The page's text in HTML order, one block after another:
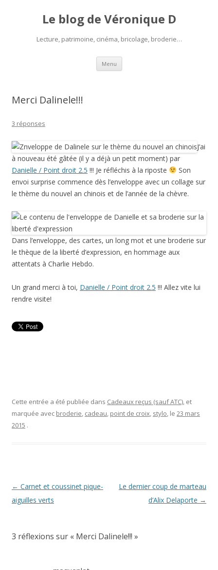
Le blog de Véronique D
Lecture, patrimoine, cinéma, bricolage, broderie…
Menu Aller
contenu
Merci Dalinele!!!
3 réponses
J’ai
à nouveau été gâtée (il y a déjà un petit moment) par
Danielle / Point droit 2.5 !!! Je réfléchis à la riposte
Son
envoi surprise commence dès l’enveloppe avec un collage sur
le thème du nouvel an chinois et de l’année de la chèvre.
Dans l’enveloppe, des cartes, un long mot et une broderie sur
le thèque de la liberté d’expression, en hommage aux
attentats à Charlie Hebdo.
Un grand merci à toi, Danielle / Point droit 2.5 !!! Allez vite lui
rendre visite!
Cette entrée a été publiée dans Cadeaux reçus (sauf ATC), et
marquée avec broderie, cadeau, point de croix, stylo, le 23 mars
2015 .
Navigation
des
← Carnet et coussinet pique-
aiguilles verts
Le dernier coup de marteau
d’Alix Delaporte →
3 réflexions sur « Merci Dalinele!!! »